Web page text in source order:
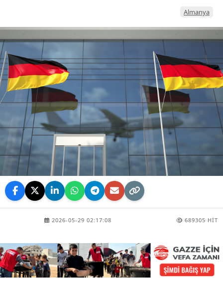
Almanya
2026-05-29 02:17:08 689305 HIT